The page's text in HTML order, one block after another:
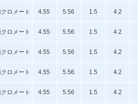
ロメート 4.55 5.56 1.5 4.2
ロメート 4.55 5.56 1.5 4.2
ロメート 4.55 5.56 1.5 4.2
ロメート 4.55 5.56 1.5 4.2
ロメート 4.55 5.56 1.5 4.2